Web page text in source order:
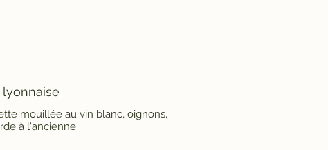
lyonnaise
mouillée au vin blanc, oignons,
à l'ancienne